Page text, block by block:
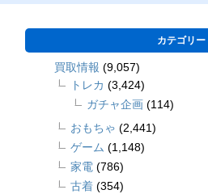
カテゴリー
買取情報 (9,057)
トレカ (3,424)
ガチャ企画 (114)
おもちゃ (2,441)
ゲーム (1,148)
家電 (786)
古着 (354)